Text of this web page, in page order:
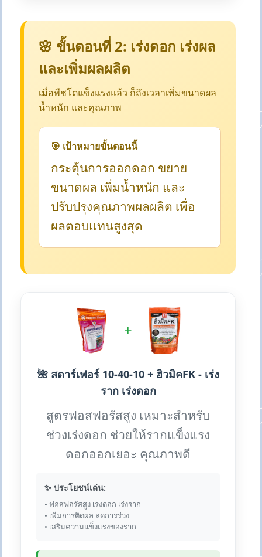
🌸 ขั้นตอนที่ 2: เร่งดอก เร่งผล
และเพิ่มผลผลิต
เมื่อพืชโตแข็งแรงแล้ว ก็ถึงเวลาเพิ่มขนาดผล
น้ำหนัก และคุณภาพ
🎯 เป้าหมายขั้นตอนนี้
กระตุ้นการออกดอก ขยาย
ขนาดผล เพิ่มน้ำหนัก และ
ปรับปรุงคุณภาพผลผลิต เพื่อ
ผลตอบแทนสูงสุด
+
🌺 สตาร์เฟอร์ 10-40-10 + ฮิวมิคFK - เร่ง
ราก เร่งดอก
สูตรฟอสฟอรัสสูง เหมาะสำหรับ
ช่วงเร่งดอก ช่วยให้รากแข็งแรง
ดอกออกเยอะ คุณภาพดี
✨ ประโยชน์เด่น:
• ฟอสฟอรัสสูง เร่งดอก เร่งราก
• เพิ่มการติดผล ลดการร่วง
• เสริมความแข็งแรงของราก